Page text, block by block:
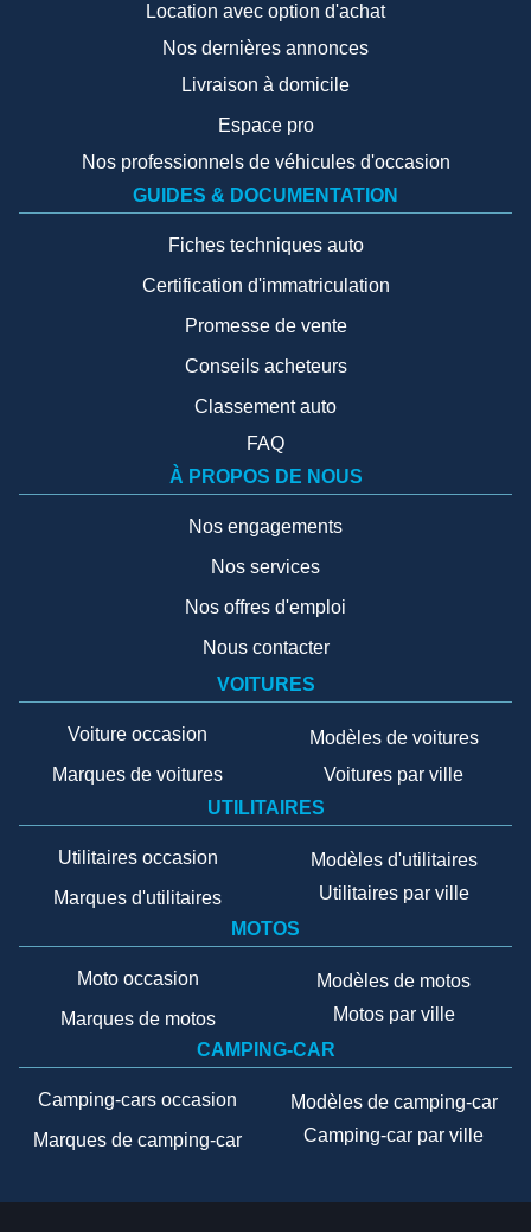
Location avec option d'achat
Nos dernières annonces
Livraison à domicile
Espace pro
Nos professionnels de véhicules d'occasion
GUIDES & DOCUMENTATION
Fiches techniques auto
Certification d'immatriculation
Promesse de vente
Conseils acheteurs
Classement auto
FAQ
À PROPOS DE NOUS
Nos engagements
Nos services
Nos offres d'emploi
Nous contacter
VOITURES
Voiture occasion
Marques de voitures
Modèles de voitures
Voitures par ville
UTILITAIRES
Utilitaires occasion
Marques d'utilitaires
Modèles d'utilitaires
Utilitaires par ville
MOTOS
Moto occasion
Marques de motos
Modèles de motos
Motos par ville
CAMPING-CAR
Camping-cars occasion
Marques de camping-car
Modèles de camping-car
Camping-car par ville